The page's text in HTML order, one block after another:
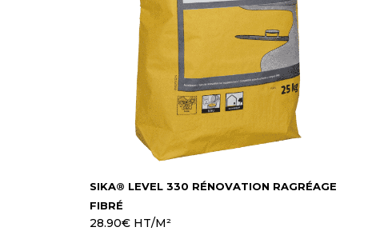
SIKA® LEVEL 330 RÉNOVATION RAGRÉAGE
FIBRÉ
28.90€ HT/M²